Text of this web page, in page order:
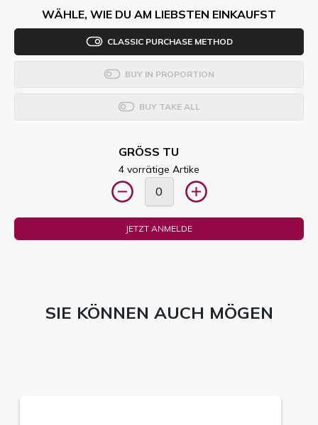
WÄHLE, WIE DU AM LIEBSTEN EINKAUFST
CLASSIC PURCHASE METHOD
BUY IN PROPORTION
BUY TAKE ALL
GRÖSS TU
4 vorrätige Artike
JETZT ANMELDE
SIE KÖNNEN AUCH MÖGEN